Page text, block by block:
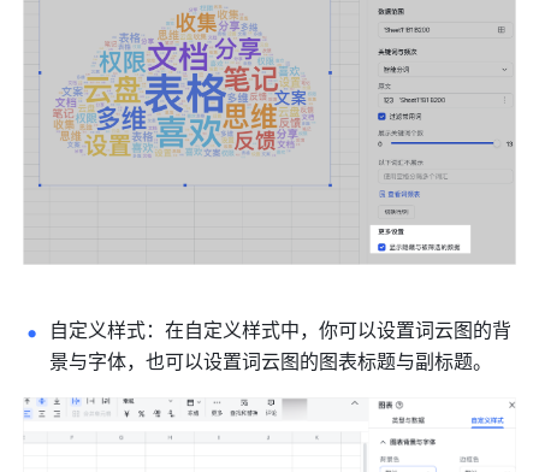
自定义样式：在自定义样式中，你可以设置词云图的背
景与字体，也可以设置词云图的图表标题与副标题。